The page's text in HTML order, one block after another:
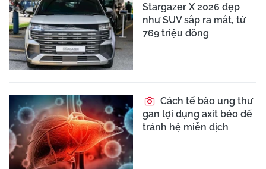
Stargazer X 2026 đẹp
như SUV sắp ra mắt, từ
769 triệu đồng
Cách tế bào ung thư
gan lợi dụng axit béo để
tránh hệ miễn dịch